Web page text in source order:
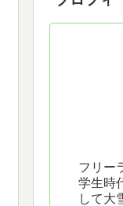
フリー
学生時
して大